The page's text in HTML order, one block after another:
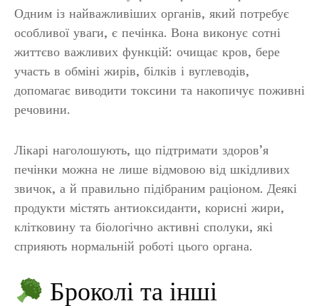
Одним із найважливіших органів, який потребує
особливої уваги, є печінка. Вона виконує сотні
життєво важливих функцій: очищає кров, бере
участь в обміні жирів, білків і вуглеводів,
допомагає виводити токсини та накопичує поживні
речовини.
Лікарі наголошують, що підтримати здоров’я
печінки можна не лише відмовою від шкідливих
звичок, а й правильно підібраним раціоном. Деякі
продукти містять антиоксиданти, корисні жири,
клітковину та біологічно активні сполуки, які
сприяють нормальній роботі цього органа.
Броколі та інші